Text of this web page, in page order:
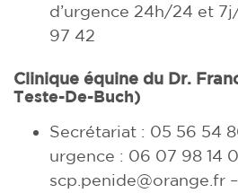
d’urgence 24h/24 et
97 42
Clinique équine du Dr.
Teste-De-Buch)
Secrétariat : 05 56 54
urgence : 06 07 98 14
scp.penide@orange.fr